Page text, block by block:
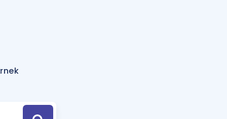
Hesaplama Aracı
için Öneriler
Tek Takvimde